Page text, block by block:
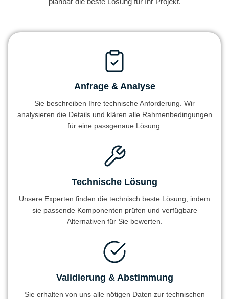
Anfrage & Analyse
Sie beschreiben Ihre technische Anforderung. Wir
analysieren die Details und klären alle Rahmenbedingungen
für eine passgenaue Lösung.
Technische Lösung
Unsere Experten finden die technisch beste Lösung, indem
sie passende Komponenten prüfen und verfügbare
Alternativen für Sie bewerten.
Validierung & Abstimmung
Sie erhalten von uns alle nötigen Daten zur technischen